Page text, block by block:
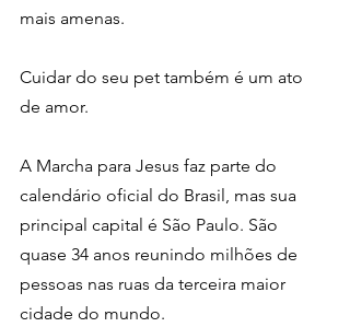
mais amenas.
Cuidar do seu pet também é um ato
de amor.
A Marcha para Jesus faz parte do
calendário oficial do Brasil, mas sua
principal capital é São Paulo. São
quase 34 anos reunindo milhões de
pessoas nas ruas da terceira maior
cidade do mundo.